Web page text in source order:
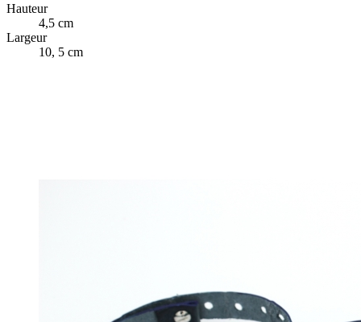
Hauteur
4,5 cm
Largeur
10, 5 cm